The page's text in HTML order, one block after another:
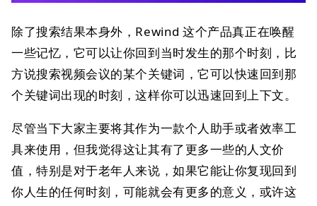
除了搜索结果本身外，Rewind 这个产品真正在唤醒
一些记忆，它可以让你回到当时发生的那个时刻，比
方说搜索视频会议的某个关键词，它可以快速回到那
个关键词出现的时刻，这样你可以迅速回到上下文。
尽管当下大家主要将其作为一款个人助手或者效率工
具来使用，但我觉得这让其有了更多一些的人文价
值，特别是对于老年人来说，如果它能让你复现回到
你人生的任何时刻，可能就会有更多的意义，或许这